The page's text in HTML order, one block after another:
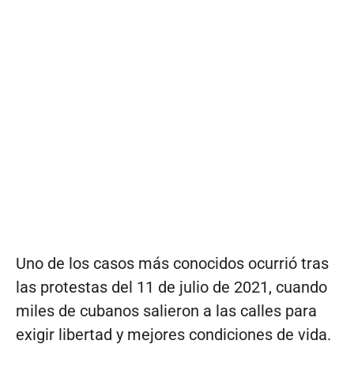
Uno de los casos más conocidos ocurrió tras
las protestas del 11 de julio de 2021, cuando
miles de cubanos salieron a las calles para
exigir libertad y mejores condiciones de vida.